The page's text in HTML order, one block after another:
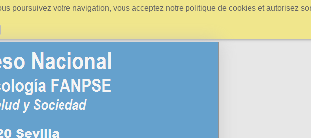
poursuivez votre navigation, vous acceptez notre politique de cookies et autorisez